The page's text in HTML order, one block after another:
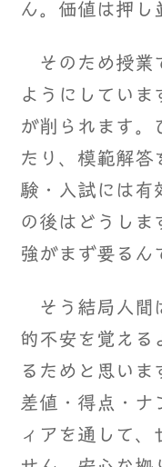
ん。価値は押し
そのため授業
ようにしていま
が削られます。
たり、模範解答
験・入試には有
の後はどうし
強がまず要るん
そう結局人間
的不安を覚える
るためと思いま
差値・得点・ナ
ィアを通して、